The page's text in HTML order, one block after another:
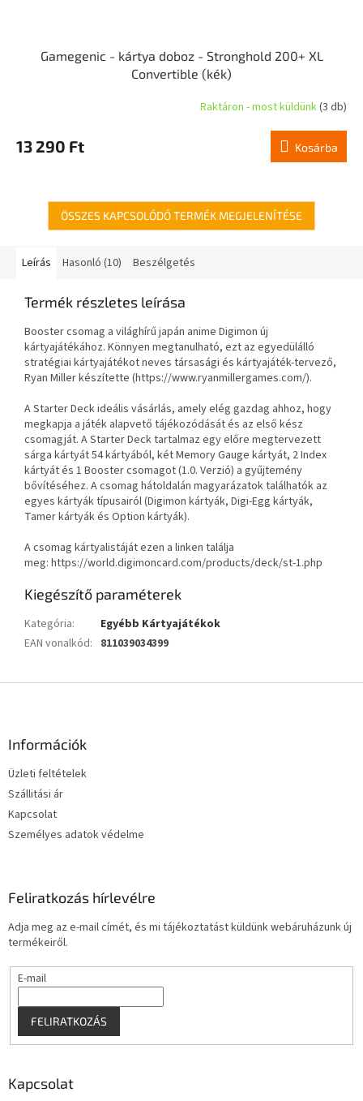
Gamegenic - kártya doboz - Stronghold 200+ XL
Convertible (kék)
Raktáron - most küldünk(3 db)
13 290 Ft Kosárba
ÖSSZES KAPCSOLÓDÓ TERMÉK MEGJELENÍTÉSE
Leírás Hasonló (10) Beszélgetés
Termék részletes leírása
Booster csomag a világhírű japán anime Digimon új
kártyajátékához. Könnyen megtanulható, ezt az egyedülálló
stratégiai kártyajátékot neves társasági és kártyajáték-tervező,
Ryan Miller készítette (https://www.ryanmillergames.com/).
A Starter Deck ideális vásárlás, amely elég gazdag ahhoz, hogy
megkapja a játék alapvető tájékozódását és az első kész
csomagját. A Starter Deck tartalmaz egy előre megtervezett
sárga kártyát 54 kártyából, két Memory Gauge kártyát, 2 Index
kártyát és 1 Booster csomagot (1.0. Verzió) a gyűjtemény
bővítéséhez. A csomag hátoldalán magyarázatok találhatók az
egyes kártyák típusairól (Digimon kártyák, Digi-Egg kártyák,
Tamer kártyák és Option kártyák).
A csomag kártyalistáját ezen a linken találja
meg: https://world.digimoncard.com/products/deck/st-1.php
Kiegészítő paraméterek
Kategória:
Egyébb Kártyajátékok
EAN vonalkód: 811039034399
Információk
Üzleti feltételek
Szállitási ár
Kapcsolat
Személyes adatok védelme
Feliratkozás hírlevélre
Adja meg az e-mail címét, és mi tájékoztatást küldünk webáruházunk új
termékeiről.
E-mail
FELIRATKOZÁS
Kapcsolat